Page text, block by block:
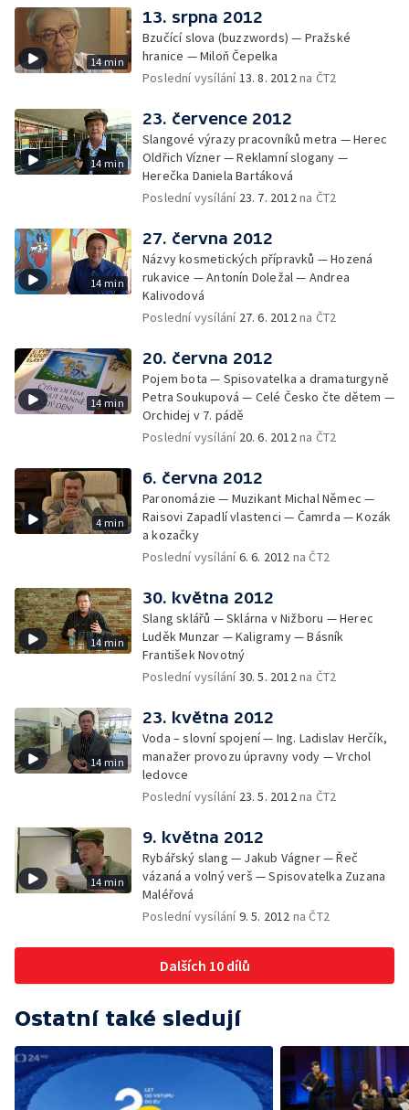
14 min
13. srpna 2012
Bzučící slova (buzzwords) — Pražské
hranice — Miloň Čepelka
Poslední vysílání13. 8. 2012na ČT2
14 min
23. července 2012
Slangové výrazy pracovníků metra — Herec
Oldřich Vízner — Reklamní slogany —
Herečka Daniela Bartáková
Poslední vysílání 23. 7. 2012na ČT2
14 min
27. června 2012
Názvy kosmetických přípravků — Hozená
rukavice — Antonín Doležal — Andrea
Kalivodová
Poslední vysílání 27. 6. 2012na ČT2
14 min
20. června 2012
Pojem bota — Spisovatelka a dramaturgyně
Petra Soukupová — Celé Česko čte dětem —
Orchidej v 7. pádě
Poslední vysílání 20. 6. 2012na ČT2
4 min
6. června 2012
Paronomázie — Muzikant Michal Němec —
Raisovi Zapadlí vlastenci — Čamrda — Kozák
a kozačky
Poslední vysílání6. 6. 2012 na ČT2
14 min
30. května 2012
Slang sklářů — Sklárna v Nižboru — Herec
Luděk Munzar — Kaligramy — Básník
František Novotný
Poslední vysílání30. 5. 2012na ČT2
14 min
23. května 2012
Voda – slovní spojení — Ing. Ladislav Herčík,
manažer provozu úpravny vody — Vrchol
ledovce
Poslední vysílání 23. 5. 2012na ČT2
14 min
9. května 2012
Rybářský slang — Jakub Vágner — Řeč
vázaná a volný verš — Spisovatelka Zuzana
Maléřová
Poslední vysílání9. 5. 2012 na ČT2
Dalších 10 dílů
Ostatní také sledují